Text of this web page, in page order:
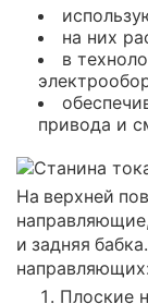
на них
в
привода и
На верхней
и задняя
направляющих:
Плоские